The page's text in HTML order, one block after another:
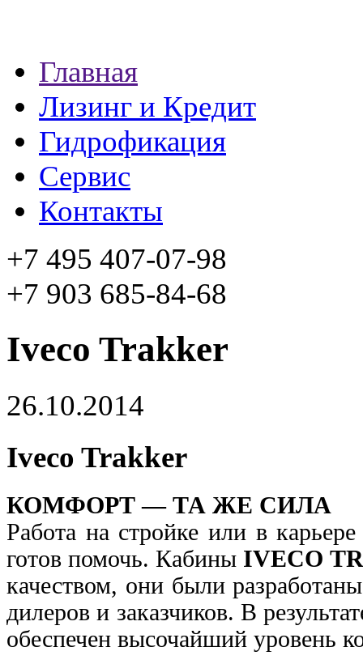
Главная
Лизинг и Кредит
Гидрофикация
Сервис
Контакты
+7 495 407-07-98
+7 903 685-84-68
Iveco Trakker
26.10.2014
Iveco Trakker
КОМФОРТ — ТА ЖЕ СИЛА
Работа на стройке или в
готов помочь. Кабины IVECO
качеством, они были
дилеров и заказчиков. В
обеспечен высочайший уровень